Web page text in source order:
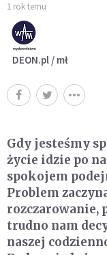
1 rok temu
DEON.pl / mł
Gdy jesteśmy
życie idzie po
spokojem
Problem
rozczarowanie,
trudno nam
naszej